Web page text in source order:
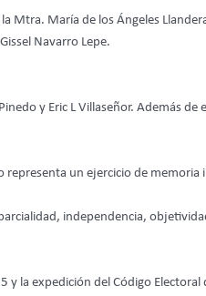
María de los Ángeles
Navarro Lepe.
y Eric L Villaseñor. Además
representa un ejercicio de
independencia,
la expedición del Código